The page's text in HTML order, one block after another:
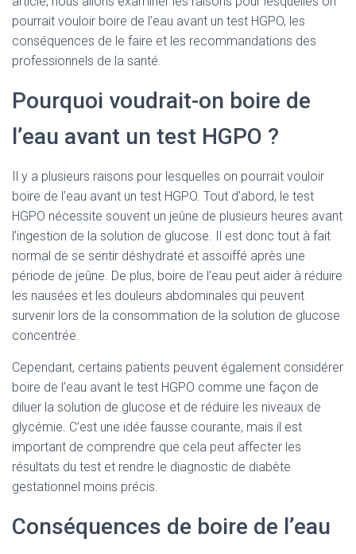
pourrait vouloir boire de l’eau avant un test HGPO, les
conséquences de le faire et les recommandations des
professionnels de la santé.
Pourquoi voudrait-on boire de
l’eau avant un test HGPO ?
Il y a plusieurs raisons pour lesquelles on pourrait vouloir
boire de l’eau avant un test HGPO. Tout d’abord, le test
HGPO nécessite souvent un jeûne de plusieurs heures avant
l’ingestion de la solution de glucose. Il est donc tout à fait
normal de se sentir déshydraté et assoiffé après une
période de jeûne. De plus, boire de l’eau peut aider à réduire
les nausées et les douleurs abdominales qui peuvent
survenir lors de la consommation de la solution de glucose
concentrée.
Cependant, certains patients peuvent également considérer
boire de l’eau avant le test HGPO comme une façon de
diluer la solution de glucose et de réduire les niveaux de
glycémie. C’est une idée fausse courante, mais il est
important de comprendre que cela peut affecter les
résultats du test et rendre le diagnostic de diabète
gestationnel moins précis.
Conséquences de boire de l’eau